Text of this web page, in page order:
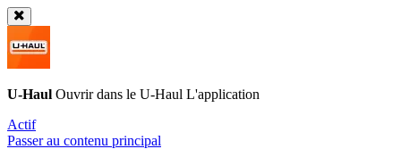
U-Haul Ouvrir dans le U-Haul L'application
Actif
Passer au contenu principal